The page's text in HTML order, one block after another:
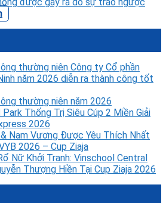
được gây ra do sự trào ngược
thường niên Công ty Cổ phần
năm 2026 diễn ra thành công tốt
thường niên năm 2026
Thống Trị Siêu Cúp 2 Miền Giải
2026
& Nam Vương Được Yêu Thích Nhất
2026 – Cup Ziaja
Nữ Khởi Tranh: Vinschool Central
Thượng Hiền Tại Cup Ziaja 2026